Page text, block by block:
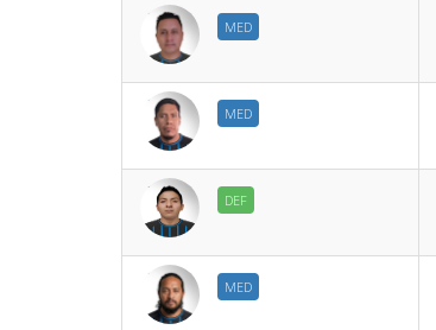
MED
MED
DEF
MED